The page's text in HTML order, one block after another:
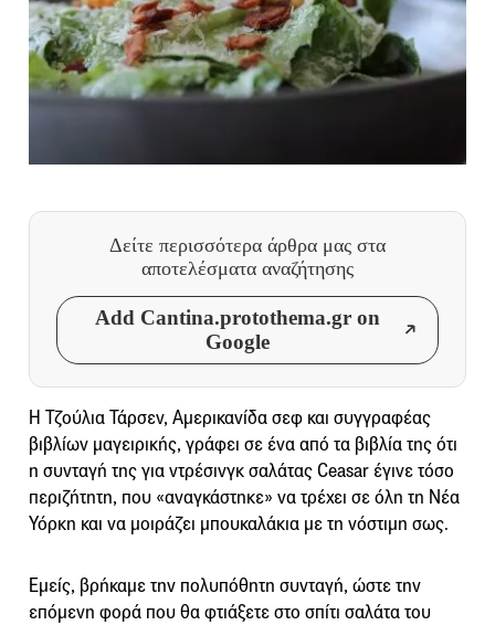
Δείτε περισσότερα άρθρα μας στα
αποτελέσματα αναζήτησης
Add Cantina.protothema.gr on
Google
Η Τζούλια Τάρσεν, Αμερικανίδα σεφ και συγγραφέας
βιβλίων μαγειρικής, γράφει σε ένα από τα βιβλία της ότι
η συνταγή της για ντρέσινγκ σαλάτας Ceasar έγινε τόσο
περιζήτητη, που «αναγκάστηκε» να τρέχει σε όλη τη Νέα
Υόρκη και να μοιράζει μπουκαλάκια με τη νόστιμη σως.
Εμείς, βρήκαμε την πολυπόθητη συνταγή, ώστε την
επόμενη φορά που θα φτιάξετε στο σπίτι σαλάτα του